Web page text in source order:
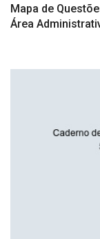
Mapa de
Área